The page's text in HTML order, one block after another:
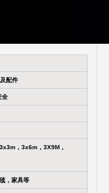
配件
全
，3x6m，3X9M，
，家具等